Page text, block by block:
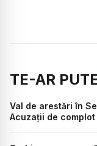
TE-AR
Val de arestări în
Acuzații de